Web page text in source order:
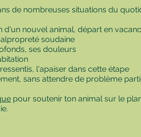
de nombreuses situations du
nouvel animal, départ en
soudaine
ses douleurs
l'apaiser dans cette étape
sans attendre de problème
pour soutenir ton animal sur le